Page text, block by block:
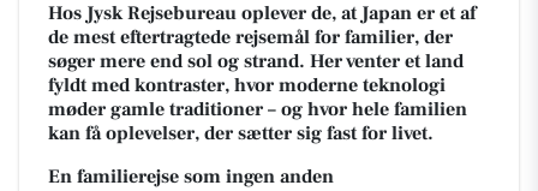
Hos Jysk Rejsebureau oplever de, at Japan er et af
de mest eftertragtede rejsemål for familier, der
søger mere end sol og strand. Her venter et land
fyldt med kontraster, hvor moderne teknologi
møder gamle traditioner – og hvor hele familien
kan få oplevelser, der sætter sig fast for livet.
En familierejse som ingen anden